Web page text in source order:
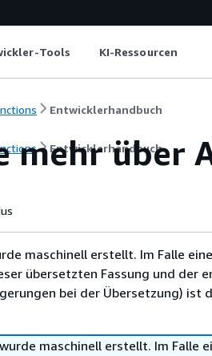
Tools KI-Ressourcen
Entwicklerhandbuch
Entwicklerhandbuch
mehr über
maschinell erstellt. Im Falle
übersetzten Fassung und der
bei der Übersetzung) ist
maschinell erstellt. Im Falle